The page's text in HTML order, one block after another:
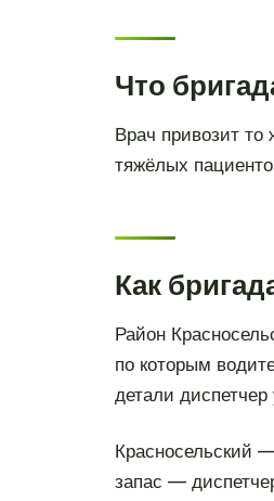
Что
Врач привозит то
тяжёлых
Как
Район
по которым
детали
Красносельский
запас —